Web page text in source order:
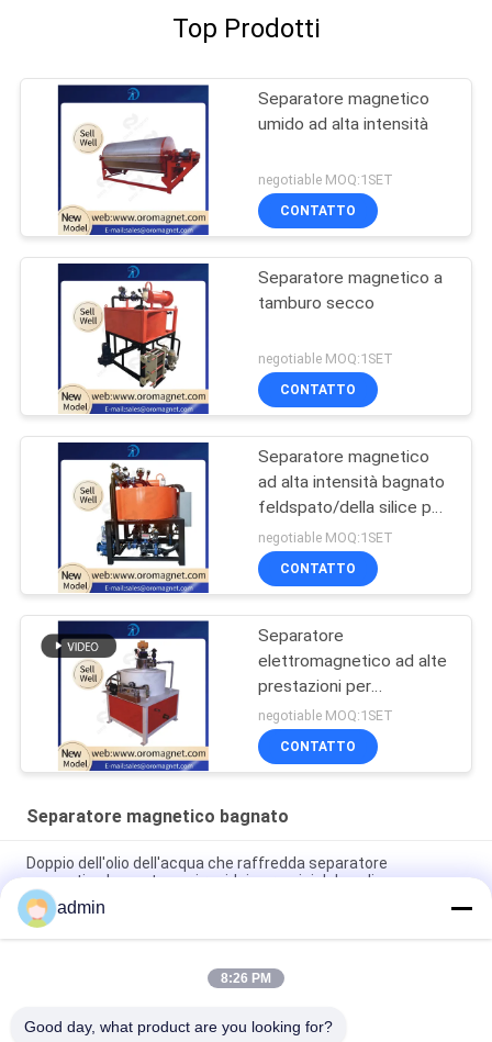
Top Prodotti
Separatore magnetico
umido ad alta intensità
negotiable MOQ:1SET
CONTATTO
Separatore magnetico a
tamburo secco
negotiable MOQ:1SET
CONTATTO
Separatore magnetico
ad alta intensità bagnato
feldspato/della silice per
rimozione FE2O3
negotiable MOQ:1SET
CONTATTO
Separatore
elettromagnetico ad alte
prestazioni per
ceramica/minera/chimica
7K300
negotiable MOQ:1SET
CONTATTO
Separatore magnetico bagnato
Doppio dell'olio dell'acqua che raffredda separatore
magnetico bagnato per i residui ceramici del caolino
Consumo di energia basso dei residui di intelligenza del PE del
separatore magnetico ceramico del ferro
Macchina magnetica bagnata ceramica del separatore 2.5T
admin
8:26 PM
Good day, what product are you looking for?